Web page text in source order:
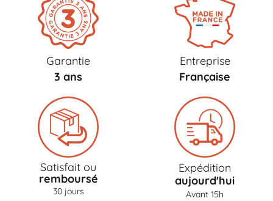
Garantie
3 ans
Entreprise
Française
Satisfait ou
remboursé
30 jours
Expédition
aujourd'hui
Avant 15h